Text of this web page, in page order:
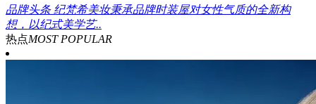
品牌头条 纪梵希美妆秉承品牌时装屋对女性气质的全新构
想，以纪式美学艺..
热点MOST POPULAR